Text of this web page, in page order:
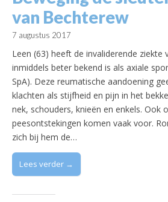
van Bechterew
7 augustus 2017
Leen (63) heeft de invaliderende ziekte
inmiddels beter bekend is als axiale
SpA). Deze reumatische aandoening
klachten als stijfheid en pijn in het
nek, schouders, knieën en enkels. Ook
peesontstekingen komen vaak voor.
zich bij hem de…
Lees verder →